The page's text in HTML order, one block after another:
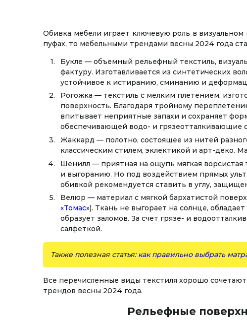
Обивка мебели играет ключевую роль в
пуфах, то мебельными трендами весны 2024 года
Букле — объемный рельефный текстиль,
фактуру. Изготавливается из синтетических
устойчивое к истиранию, сминанию и
Рогожка — текстиль с мелким плетением,
поверхность. Благодаря тройному
впитывает неприятные запахи и сохраняет
обеспечивающей водо- и грязеотталкивающие
Жаккард — полотно, состоящее из нитей
классическим стилем, эклектикой и арт-деко.
Шенилл — приятная на ощупь мягкая
и выгоранию. Но под воздействием прямых
обивкой рекомендуется ставить в углу,
Велюр — материал с мягкой бархатистой
«Томас»). Ткань не выгорает на солнце,
образует заломов. За счет грязе- и
салфеткой.
Также полезная статья: как правильно выбрать
Все перечисленные виды текстиля хорошо
трендов весны 2024 года.
Рельефные